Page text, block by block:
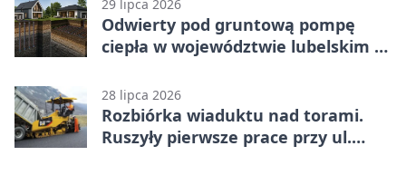
29 lipca 2026
Odwierty pod gruntową pompę
ciepła w województwie lubelskim -
28 lipca 2026
Rozbiórka wiaduktu nad torami.
Ruszyły pierwsze prace przy ul.